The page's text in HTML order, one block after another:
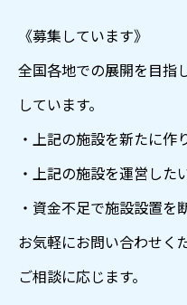
《募集しています》
全国各地での展開を目指
しています。
・上記の施設を新たに作
・上記の施設を運営した
・資金不足で施設設置を
お気軽にお問い合わせく
ご相談に応じます。